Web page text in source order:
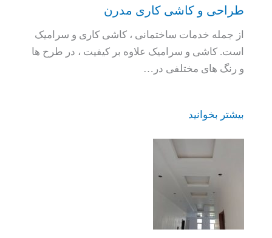
طراحی و کاشی کاری مدرن
از جمله خدمات ساختمانی ، کاشی کاری و سرامیک
است. کاشی و سرامیک علاوه بر کیفیت ، در طرح ها
و رنگ های مختلفی در…
بیشتر بخوانید